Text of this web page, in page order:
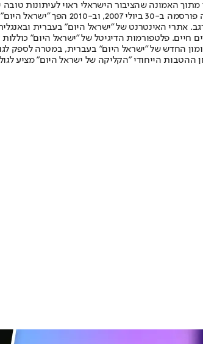
האמונה שהציבור הישראלי ראוי לעיתונות טובה
תשלום. המהדורה המודפסת
חיים. פלטפורמות הדיגיטל של "ישראל היום"
החדש של "ישראל היום" בעברית, במטרה
ההטבות הייחודי "הקליקה של ישראל היום" מציע